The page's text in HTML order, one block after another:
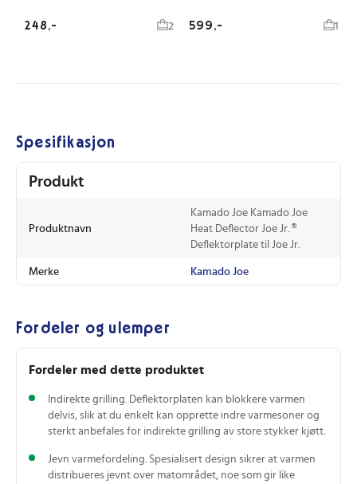
248,- 2 599,- 1
Spesifikasjon
Produkt
Produktnavn
Kamado Joe Kamado Joe
Heat Deflector Joe Jr. ®
Deflektorplate til Joe Jr.
Merke Kamado Joe
Fordeler og ulemper
Fordeler med dette produktet
Indirekte grilling. Deflektorplaten kan blokkere varmen
delvis, slik at du enkelt kan opprette indre varmesoner og
sterkt anbefales for indirekte grilling av store stykker kjøtt.
Jevn varmefordeling. Spesialisert design sikrer at varmen
distribueres jevnt over matområdet, noe som gir like